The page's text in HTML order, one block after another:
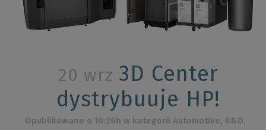
20 wrz 3D Center
dystrybuuje HP!
Opublikowane o 10:26h w kategoriiAutomotive, R&D,